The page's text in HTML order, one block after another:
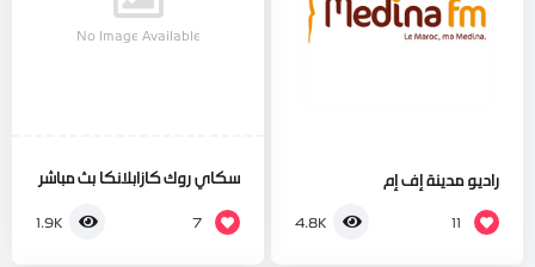
راديو مدينة إف إم
11
4.8K
No Image Available
سكاي روك كازابلانكا بث مباشر
7
1.9K